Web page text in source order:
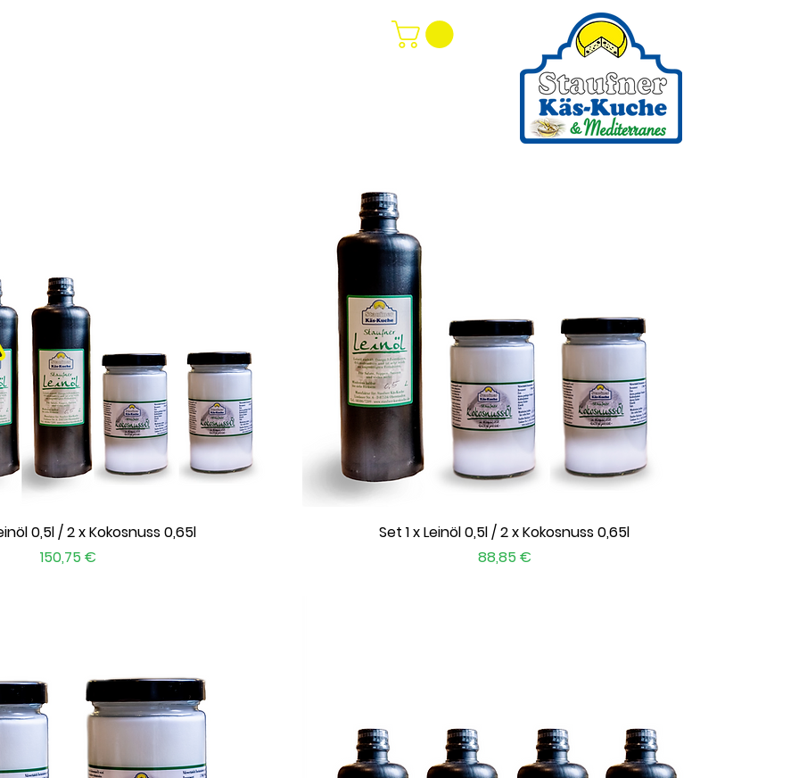
Schnellansicht
0,5l / 2 x Kokosnuss 0,65l
Preis
150,75 €
Schnellansicht
Set 1 x Leinöl 0,5l / 2 x Kokosnuss 0,65l
Preis
88,85 €